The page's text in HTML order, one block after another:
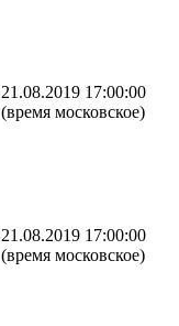
21.08.2019 17:00:00
(время московское)
21.08.2019 17:00:00
(время московское)